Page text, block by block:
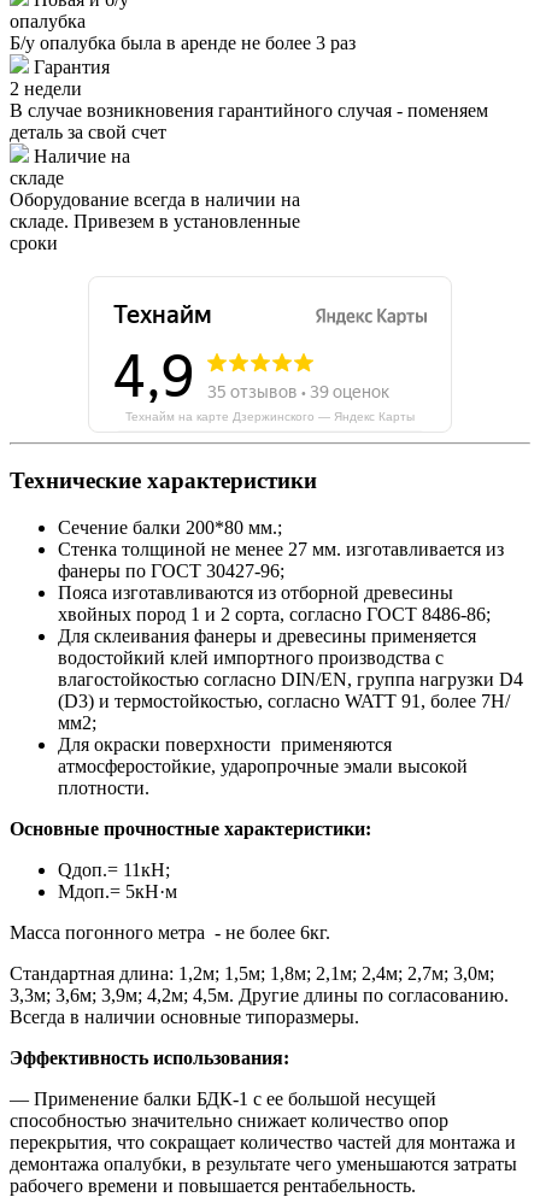
опалубка
Б/у опалубка была в аренде не более 3 раз
Гарантия
2 недели
В случае возникновения гарантийного случая - поменяем
деталь за свой счет
Наличие на
складе
Оборудование всегда в наличии на
складе. Привезем в установленные
сроки
Технайм на карте Дзержинского — Яндекс Карты
Технические характеристики
Сечение балки 200*80 мм.;
Стенка толщиной не менее 27 мм. изготавливается из
фанеры по ГОСТ 30427-96;
Пояса изготавливаются из отборной древесины
хвойных пород 1 и 2 сорта, согласно ГОСТ 8486-86;
Для склеивания фанеры и древесины применяется
водостойкий клей импортного производства с
влагостойкостью согласно DIN/EN, группа нагрузки D4
(D3) и термостойкостью, согласно WATT 91, более 7Н/
мм2;
Для окраски поверхности применяются
атмосферостойкие, ударопрочные эмали высокой
плотности.
Основные прочностные характеристики:
Qдоп.= 11кН;
Мдоп.= 5кН·м
Масса погонного метра - не более 6кг.
Стандартная длина: 1,2м; 1,5м; 1,8м; 2,1м; 2,4м; 2,7м; 3,0м;
3,3м; 3,6м; 3,9м; 4,2м; 4,5м. Другие длины по согласованию.
Всегда в наличии основные типоразмеры.
Эффективность использования:
— Применение балки БДК-1 с ее большой несущей
способностью значительно снижает количество опор
перекрытия, что сокращает количество частей для монтажа и
демонтажа опалубки, в результате чего уменьшаются затраты
рабочего времени и повышается рентабельность.